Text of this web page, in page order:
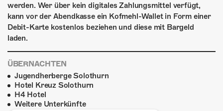
werden. Wer über kein digitales Zahlungsmittel verfügt,
kann vor der Abendkasse ein Kofmehl-Wallet in Form einer
Debit-Karte kostenlos beziehen und diese mit Bargeld
laden.
ÜBERNACHTEN
Jugendherberge Solothurn
Hotel Kreuz Solothurn
H4 Hotel
Weitere Unterkünfte